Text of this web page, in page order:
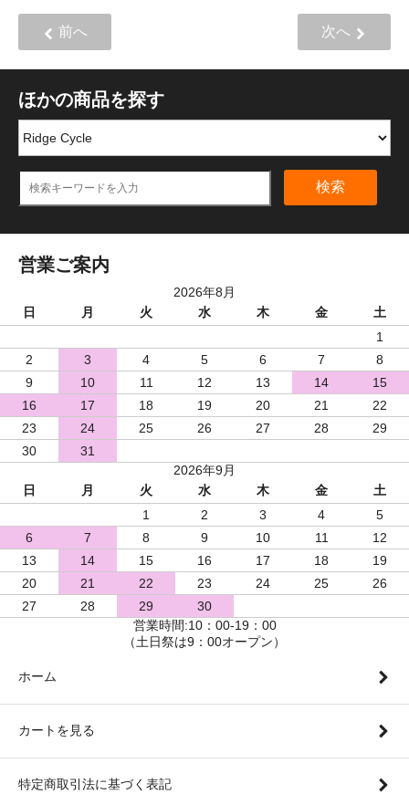
前へ 次へ
ほかの商品を探す
検索
営業ご案内
2026年8月
日
月 火 水 木 金
土
1
2
3 4 5 6 7
8
9
10 11 12 13 14
15
16
17 18 19 20 21
22
23
24 25 26 27 28
29
30
31
2026年9月
日
月 火 水 木 金
土
1
2 3 4
5
6
7 8 9 10 11
12
13
14 15 16 17 18
19
20
21 22 23 24 25
26
27
28 29
30
営業時間:10：00-19：00
（土日祭は9：00オープン）
ホーム
カートを見る
特定商取引法に基づく表記